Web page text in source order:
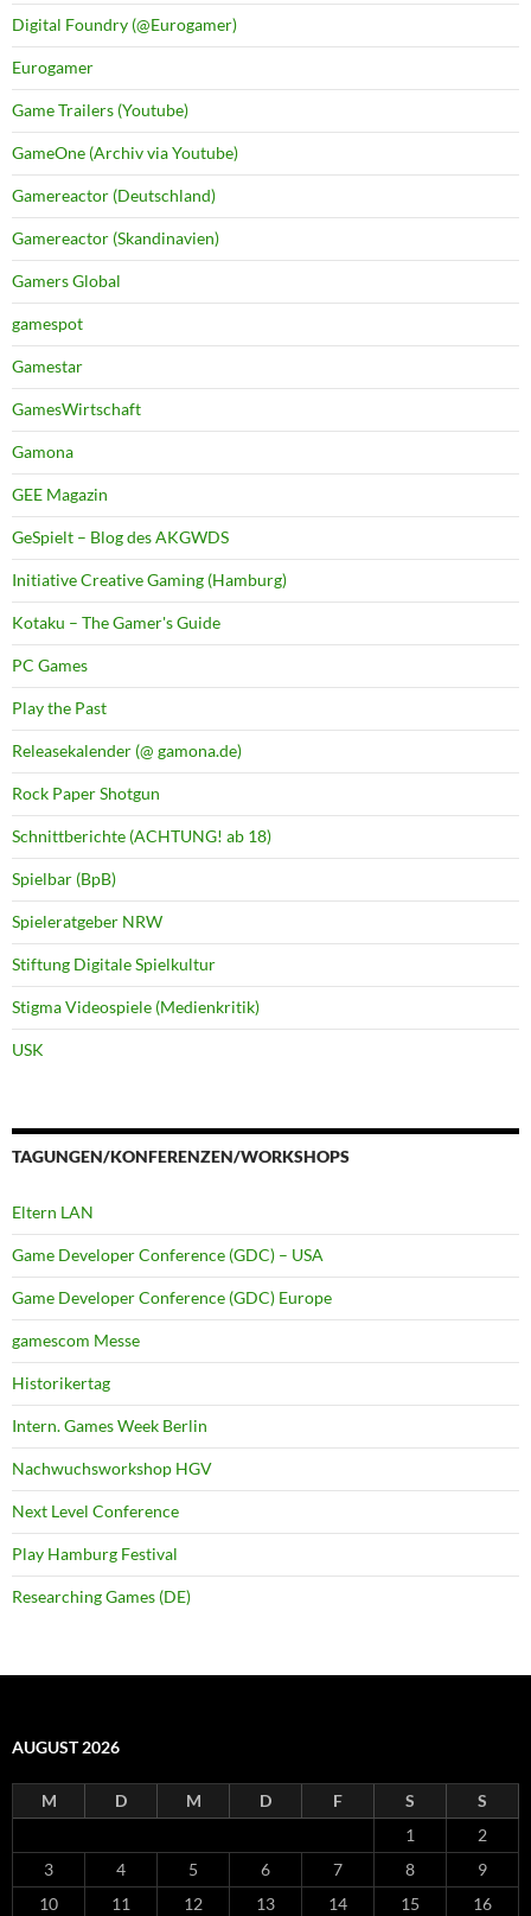
Digital Foundry (@Eurogamer)
Eurogamer
Game Trailers (Youtube)
GameOne (Archiv via Youtube)
Gamereactor (Deutschland)
Gamereactor (Skandinavien)
Gamers Global
gamespot
Gamestar
GamesWirtschaft
Gamona
GEE Magazin
GeSpielt – Blog des AKGWDS
Initiative Creative Gaming (Hamburg)
Kotaku – The Gamer's Guide
PC Games
Play the Past
Releasekalender (@ gamona.de)
Rock Paper Shotgun
Schnittberichte (ACHTUNG! ab 18)
Spielbar (BpB)
Spieleratgeber NRW
Stiftung Digitale Spielkultur
Stigma Videospiele (Medienkritik)
USK
TAGUNGEN/KONFERENZEN/WORKSHOPS
Eltern LAN
Game Developer Conference (GDC) – USA
Game Developer Conference (GDC) Europe
gamescom Messe
Historikertag
Intern. Games Week Berlin
Nachwuchsworkshop HGV
Next Level Conference
Play Hamburg Festival
Researching Games (DE)
AUGUST 2026
M D M D F S
S
1
2
3
4 5 6 7 8
9
10
11 12 13 14 15
16